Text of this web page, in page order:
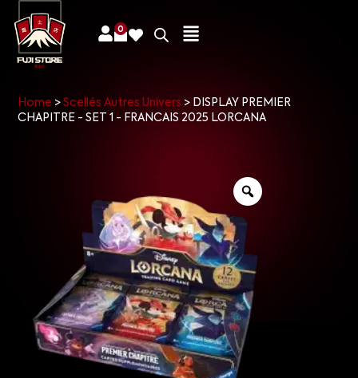
0
Home >Scellés Autres Univers > DISPLAY PREMIER
CHAPITRE - SET 1 - FRANCAIS 2025 LORCANA